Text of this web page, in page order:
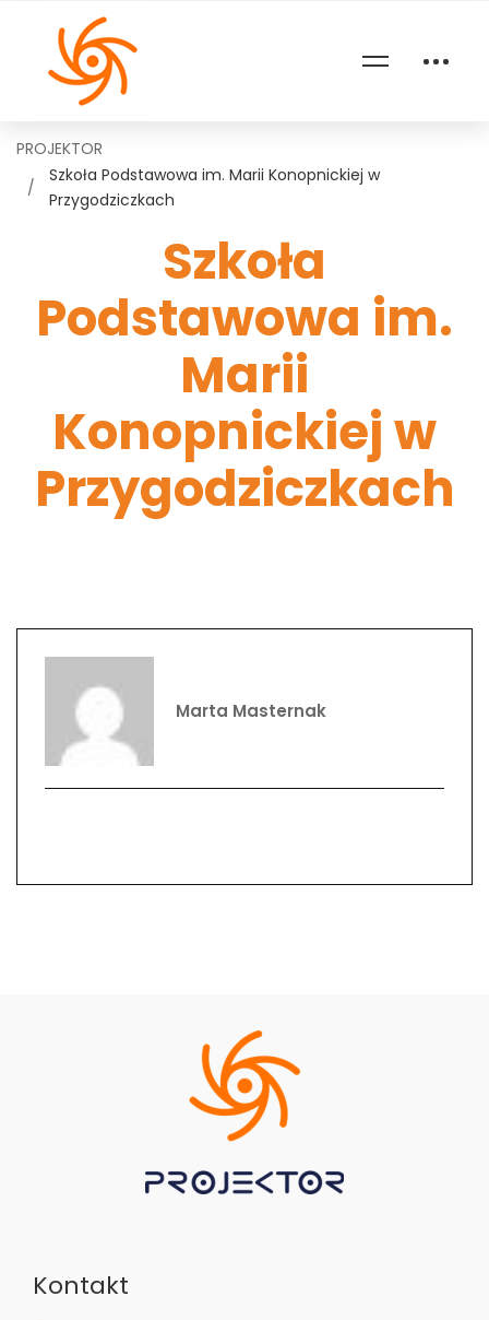
Szkoła
Podstawowa im.
Marii
Konopnickiej w
Przygodziczkach
PROJEKTOR
Szkoła Podstawowa im. Marii Konopnickiej w
Przygodziczkach
Marta Masternak
Kontakt